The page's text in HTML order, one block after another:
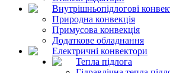
Внутрішньопідлогові
Природна конвекція
Примусова конвекція
Додаткове обладнання
Електричні конвектори
Тепла підлога